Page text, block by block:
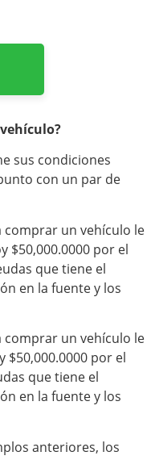
sus condiciones
con un par de
comprar un vehículo le
$50,000.0000 por el
que tiene el
en la fuente y los
comprar un vehículo le
por el
que tiene el
en la fuente y los
anteriores, los